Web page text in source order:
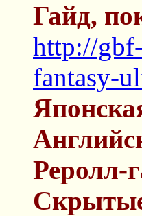
Гайд,
http://
fantasy-
Реролл-